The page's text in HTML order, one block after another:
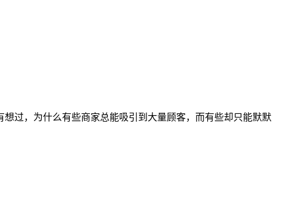
过，为什么有些商家总能吸引到大量顾客，而有些却只能默默